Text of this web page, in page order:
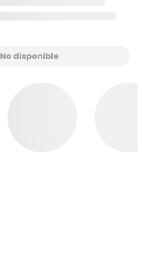
No disponible